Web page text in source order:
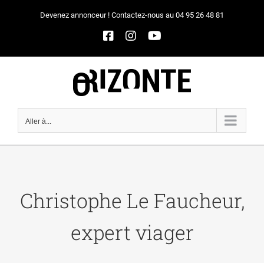
Devenez annonceur ! Contactez-nous au 04 95 26 48 81
Facebook
InstagramYouTube
Aller à...
Christophe Le Faucheur,
expert viager